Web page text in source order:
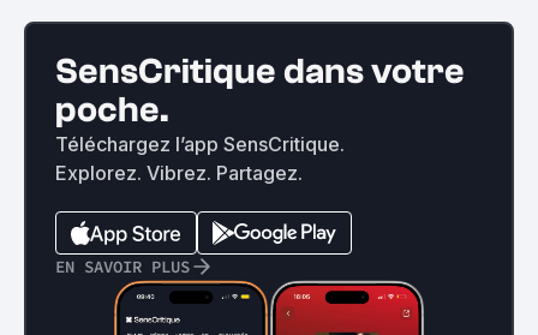
SensCritique dans votre
poche.
Téléchargez l’app SensCritique.
Explorez. Vibrez. Partagez.
EN SAVOIR PLUS